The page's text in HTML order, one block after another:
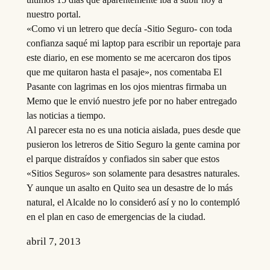
nuestro portal.
«Como vi un letrero que decía -Sitio Seguro- con toda
confianza saqué mi laptop para escribir un reportaje para
este diario, en ese momento se me acercaron dos tipos
que me quitaron hasta el pasaje», nos comentaba El
Pasante con lagrimas en los ojos mientras firmaba un
Memo que le envió nuestro jefe por no haber entregado
las noticias a tiempo.
Al parecer esta no es una noticia aislada, pues desde que
pusieron los letreros de Sitio Seguro la gente camina por
el parque distraídos y confiados sin saber que estos
«Sitios Seguros» son solamente para desastres naturales.
Y aunque un asalto en Quito sea un desastre de lo más
natural, el Alcalde no lo consideró así y no lo contempló
en el plan en caso de emergencias de la ciudad.
abril 7, 2013